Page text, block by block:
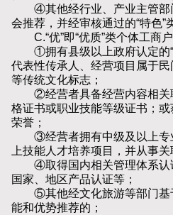
④其他经行业、产业主管部
会推荐，并经审核通过的“特色”
C.“优”即“优质”类个体工商户
①拥有县级以上政府认定的“
代表性传承人、经营项目属于
等传统文化标志；
②经营者具备经营内容相关
格证书或职业技能等级证书；
荣誉；
③经营者拥有中级及以上专
上技能人才培养项目，并从事关
④取得国内相关管理体系认
国家、地区产品认证等；
⑤其他经文化旅游等部门基
能和优势推荐的；